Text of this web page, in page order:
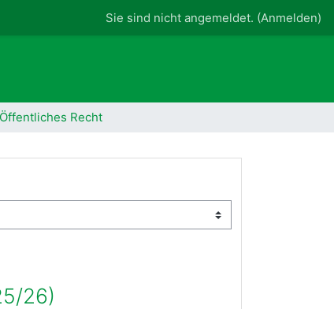
Sie sind nicht angemeldet. (Anmelden)
Recht
26)